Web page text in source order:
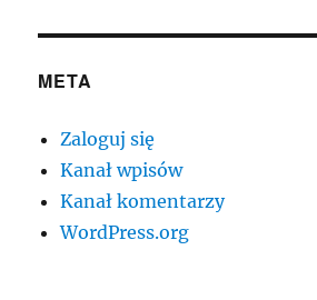
META
Zaloguj się
Kanał wpisów
Kanał komentarzy
WordPress.org